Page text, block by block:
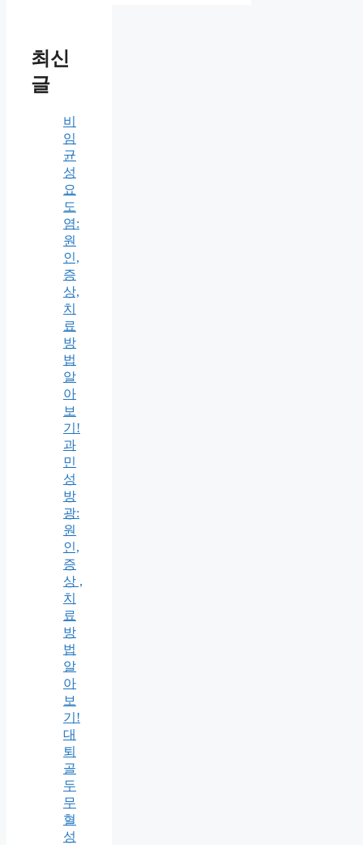
최신
글
비
임
균
성
요
도
염:
원
인,
증
상,
치
료
방
법
알
아
보
기!
과
민
성
방
광:
원
인,
증
상 ,
치
료
방
법
알
아
보
기!
대
퇴
골
두
무
혈
성